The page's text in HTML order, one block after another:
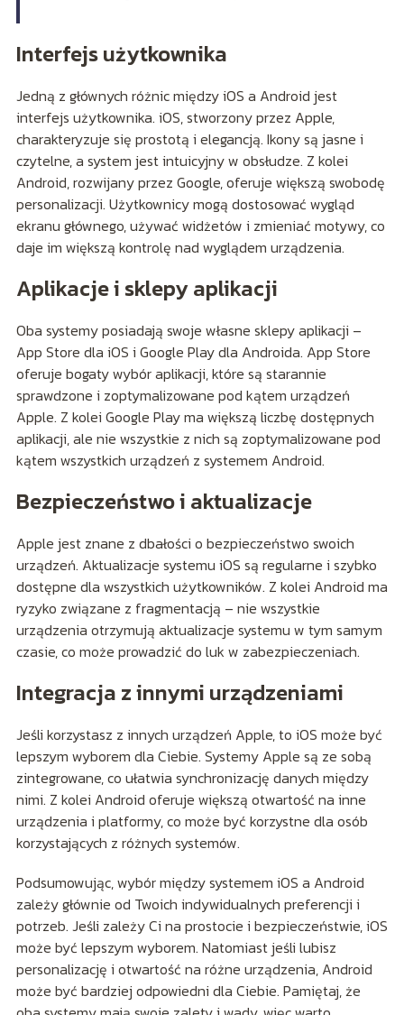
Interfejs użytkownika
Jedną z głównych różnic między iOS a Android jest
interfejs użytkownika. iOS, stworzony przez Apple,
charakteryzuje się prostotą i elegancją. Ikony są jasne i
czytelne, a system jest intuicyjny w obsłudze. Z kolei
Android, rozwijany przez Google, oferuje większą swobodę
personalizacji. Użytkownicy mogą dostosować wygląd
ekranu głównego, używać widżetów i zmieniać motywy, co
daje im większą kontrolę nad wyglądem urządzenia.
Aplikacje i sklepy aplikacji
Oba systemy posiadają swoje własne sklepy aplikacji –
App Store dla iOS i Google Play dla Androida. App Store
oferuje bogaty wybór aplikacji, które są starannie
sprawdzone i zoptymalizowane pod kątem urządzeń
Apple. Z kolei Google Play ma większą liczbę dostępnych
aplikacji, ale nie wszystkie z nich są zoptymalizowane pod
kątem wszystkich urządzeń z systemem Android.
Bezpieczeństwo i aktualizacje
Apple jest znane z dbałości o bezpieczeństwo swoich
urządzeń. Aktualizacje systemu iOS są regularne i szybko
dostępne dla wszystkich użytkowników. Z kolei Android ma
ryzyko związane z fragmentacją – nie wszystkie
urządzenia otrzymują aktualizacje systemu w tym samym
czasie, co może prowadzić do luk w zabezpieczeniach.
Integracja z innymi urządzeniami
Jeśli korzystasz z innych urządzeń Apple, to iOS może być
lepszym wyborem dla Ciebie. Systemy Apple są ze sobą
zintegrowane, co ułatwia synchronizację danych między
nimi. Z kolei Android oferuje większą otwartość na inne
urządzenia i platformy, co może być korzystne dla osób
korzystających z różnych systemów.
Podsumowując, wybór między systemem iOS a Android
zależy głównie od Twoich indywidualnych preferencji i
potrzeb. Jeśli zależy Ci na prostocie i bezpieczeństwie, iOS
może być lepszym wyborem. Natomiast jeśli lubisz
personalizację i otwartość na różne urządzenia, Android
może być bardziej odpowiedni dla Ciebie. Pamiętaj, że